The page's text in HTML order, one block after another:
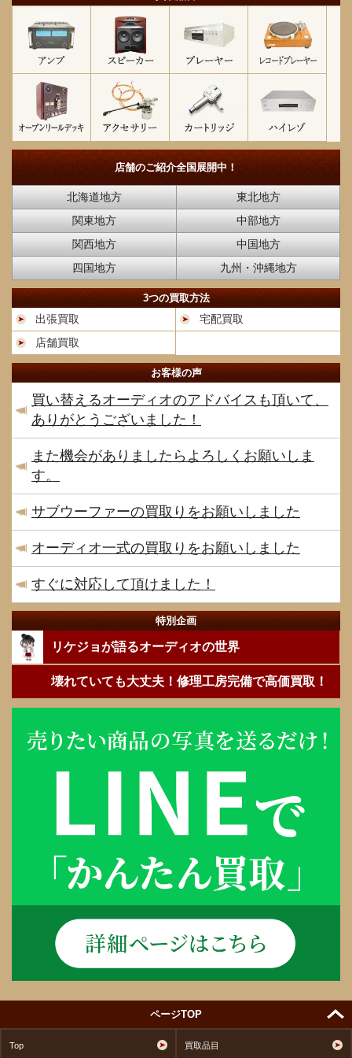
店舗のご紹介全国展開中！
北海道地方
東北地方
関東地方
中部地方
関西地方
中国地方
四国地方
九州・沖縄地方
3つの買取方法
出張買取
宅配買取
店舗買取
お客様の声
買い替えるオーディオのアドバイスも頂いて、
ありがとうございました！
また機会がありましたらよろしくお願いしま
す。
サブウーファーの買取りをお願いしました
オーディオ一式の買取りをお願いしました
すぐに対応して頂けました！
特別企画
リケジョが語るオーディオの世界
壊れていても大丈夫！修理工房完備で高価買取！
ページTOP
Top 買取品目